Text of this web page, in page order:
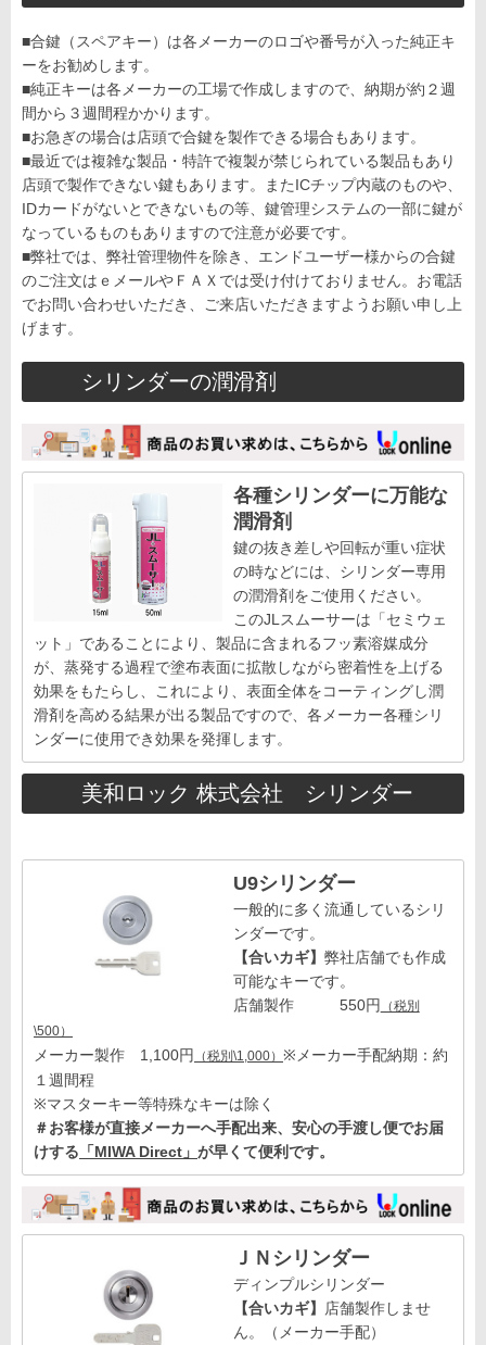
■合鍵（スペアキー）は各メーカーのロゴや番号が入った純正キ
ーをお勧めします。
■純正キーは各メーカーの工場で作成しますので、納期が約２週
間から３週間程かかります。
■お急ぎの場合は店頭で合鍵を製作できる場合もあります。
■最近では複雑な製品・特許で複製が禁じられている製品もあり
店頭で製作できない鍵もあります。またICチップ内蔵のものや、
IDカードがないとできないもの等、鍵管理システムの一部に鍵が
なっているものもありますので注意が必要です。
■弊社では、弊社管理物件を除き、エンドユーザー様からの合鍵
のご注文はｅメールやＦＡＸでは受け付けておりません。お電話
でお問い合わせいただき、ご来店いただきますようお願い申し上
げます。
シリンダーの潤滑剤
各種シリンダーに万能な
潤滑剤
鍵の抜き差しや回転が重い症状
の時などには、シリンダー専用
の潤滑剤をご使用ください。
このJLスムーサーは「セミウェ
ット」であることにより、製品に含まれるフッ素溶媒成分
が、蒸発する過程で塗布表面に拡散しながら密着性を上げる
効果をもたらし、これにより、表面全体をコーティングし潤
滑剤を高める結果が出る製品ですので、各メーカー各種シリ
ンダーに使用でき効果を発揮します。
美和ロック 株式会社 シリンダー
U9シリンダー
一般的に多く流通しているシリ
ンダーです。
【合いカギ】 弊社店舗でも作成
可能なキーです。
店舗製作 550円
（税別
\500）
メーカー製作 1,100円 （税別\1,000） ※メーカー手配納期：約
１週間程
※マスターキー等特殊なキーは除く
＃お客様が直接メーカーへ手配出来、安心の手渡し便でお届
けする 「MIWA Direct」 が早くて便利です。
ＪＮシリンダー
ディンプルシリンダー
【合いカギ】
店舗製作しませ
ん。（メーカー手配）